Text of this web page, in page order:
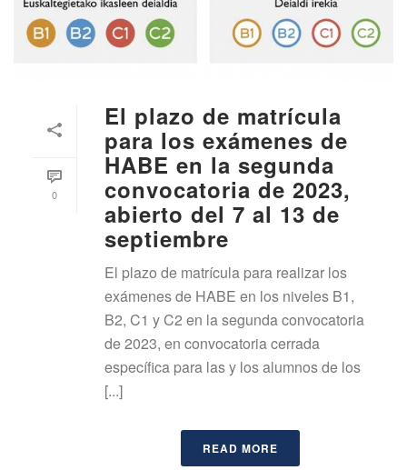
0
El plazo de matrícula
para los exámenes de
HABE en la segunda
convocatoria de 2023,
abierto del 7 al 13 de
septiembre
El plazo de matrícula para realizar los
exámenes de HABE en los niveles B1,
B2, C1 y C2 en la segunda convocatoria
de 2023, en convocatoria cerrada
específica para las y los alumnos de los
[...]
READ MORE